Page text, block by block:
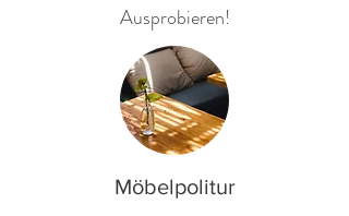
Ausprobieren!
Möbelpolitur